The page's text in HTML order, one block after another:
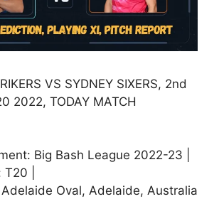
VS SYDNEY SIXERS, 2nd
2022, TODAY MATCH
Big Bash League 2022-23 |
|
Oval, Adelaide, Australia